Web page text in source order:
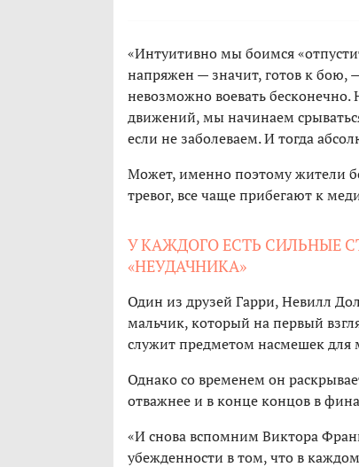
«Интуитивно мы боимся
напряжен — значит, готов к бою,
невозможно воевать
движений, мы начинаем
если не заболеваем. И тогда
Может, именно поэтому жители
тревог, все чаще прибегают к
У КАЖДОГО ЕСТЬ СИЛЬНЫЕ
«НЕУДАЧНИКА»
Один из друзей Гарри, Невилл
мальчик, который на первый
служит предметом насмешек для
Однако со временем он
отважнее и в конце концов в
«И снова вспомним Виктора
убежденности в том, что в каждом